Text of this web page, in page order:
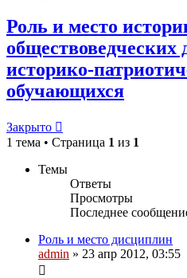
Роль и место
обществоведческих
историко-
обучающихся
Закрыто
1 тема • Страница 1 из 1
Темы
Ответы
Просмотры
Последнее
Роль и место дисциплин
admin » 23 апр 2012, 03:55